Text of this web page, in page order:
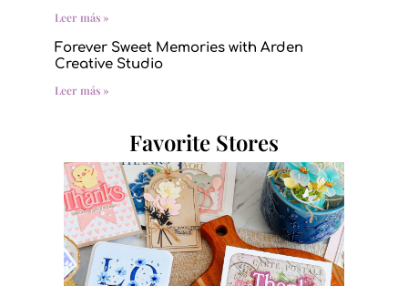
Leer más »
Forever Sweet Memories with Arden
Creative Studio
Leer más »
Favorite Stores